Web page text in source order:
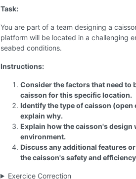
Task:
You are part of a team designing a
platform will be located in a challenging
seabed conditions.
Instructions:
Consider the factors that need to
caisson for this specific location.
Identify the type of caisson
explain why.
Explain how the caisson's
environment.
Discuss any additional features
the caisson's safety and
Exercice Correction